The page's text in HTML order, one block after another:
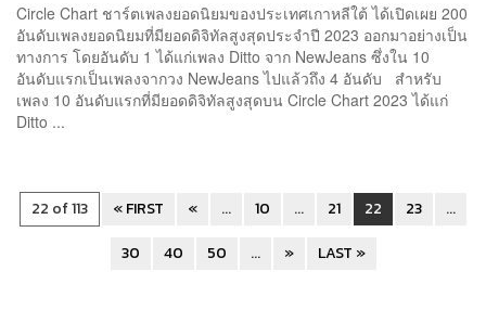
Circle Chart ชาร์ตเพลงยอดนิยมของประเทศเกาหลีใต้ ได้เปิดเผย 200
อันดับเพลงยอดนิยมที่มียอดดิจิทัลสูงสุดประจำปี 2023 ออกมาอย่างเป็น
ทางการ โดยอันดับ 1 ได้แก่เพลง Ditto จาก NewJeans ซึ่งใน 10
อันดับแรกเป็นเพลงจากวง NewJeans ไปแล้วถึง 4 อันดับ สำหรับ
เพลง 10 อันดับแรกที่มียอดดิจิทัลสูงสุดบน Circle Chart 2023 ได้แก่
Ditto ...
22 of 113 « FIRST « ... 10 ... 21 22 23
...
30
40 50 ... » LAST »